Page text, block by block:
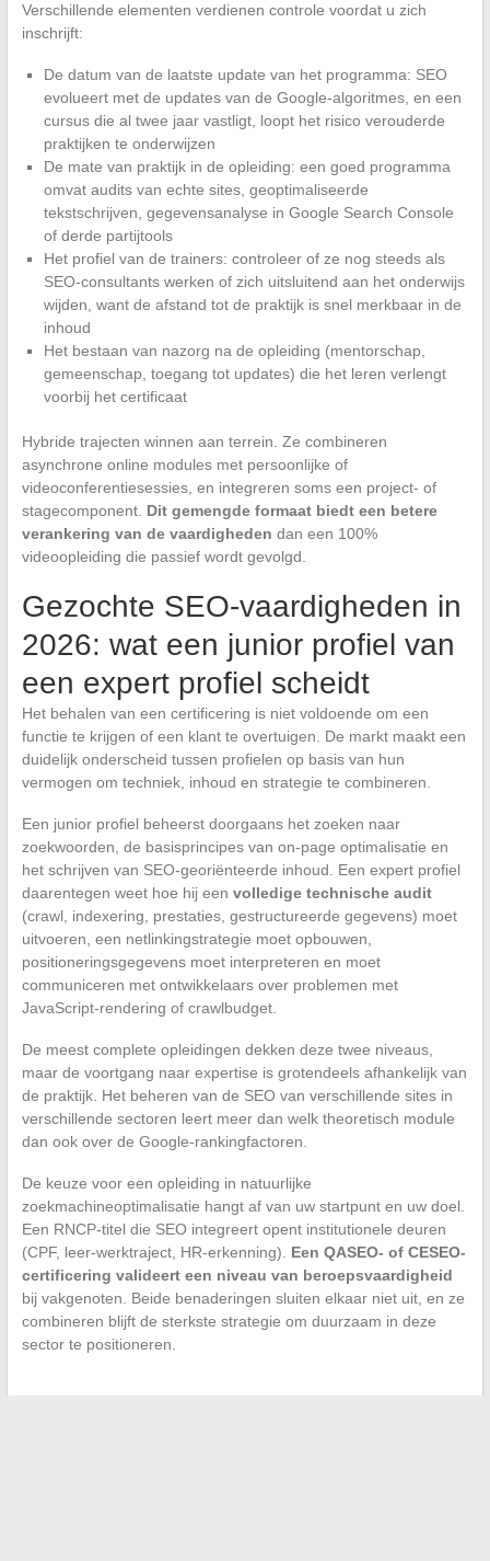
Verschillende elementen verdienen controle voordat u zich
inschrijft:
De datum van de laatste update van het programma: SEO
evolueert met de updates van de Google-algoritmes, en een
cursus die al twee jaar vastligt, loopt het risico verouderde
praktijken te onderwijzen
De mate van praktijk in de opleiding: een goed programma
omvat audits van echte sites, geoptimaliseerde
tekstschrijven, gegevensanalyse in Google Search Console
of derde partijtools
Het profiel van de trainers: controleer of ze nog steeds als
SEO-consultants werken of zich uitsluitend aan het onderwijs
wijden, want de afstand tot de praktijk is snel merkbaar in de
inhoud
Het bestaan van nazorg na de opleiding (mentorschap,
gemeenschap, toegang tot updates) die het leren verlengt
voorbij het certificaat
Hybride trajecten winnen aan terrein. Ze combineren
asynchrone online modules met persoonlijke of
videoconferentiesessies, en integreren soms een project- of
stagecomponent. Dit gemengde formaat biedt een betere
verankering van de vaardigheden dan een 100%
videoopleiding die passief wordt gevolgd.
Gezochte SEO-vaardigheden in
2026: wat een junior profiel van
een expert profiel scheidt
Het behalen van een certificering is niet voldoende om een
functie te krijgen of een klant te overtuigen. De markt maakt een
duidelijk onderscheid tussen profielen op basis van hun
vermogen om techniek, inhoud en strategie te combineren.
Een junior profiel beheerst doorgaans het zoeken naar
zoekwoorden, de basisprincipes van on-page optimalisatie en
het schrijven van SEO-georiënteerde inhoud. Een expert profiel
daarentegen weet hoe hij een volledige technische audit
(crawl, indexering, prestaties, gestructureerde gegevens) moet
uitvoeren, een netlinkingstrategie moet opbouwen,
positioneringsgegevens moet interpreteren en moet
communiceren met ontwikkelaars over problemen met
JavaScript-rendering of crawlbudget.
De meest complete opleidingen dekken deze twee niveaus,
maar de voortgang naar expertise is grotendeels afhankelijk van
de praktijk. Het beheren van de SEO van verschillende sites in
verschillende sectoren leert meer dan welk theoretisch module
dan ook over de Google-rankingfactoren.
De keuze voor een opleiding in natuurlijke
zoekmachineoptimalisatie hangt af van uw startpunt en uw doel.
Een RNCP-titel die SEO integreert opent institutionele deuren
(CPF, leer-werktraject, HR-erkenning). Een QASEO- of CESEO-
certificering valideert een niveau van beroepsvaardigheid
bij vakgenoten. Beide benaderingen sluiten elkaar niet uit, en ze
combineren blijft de sterkste strategie om duurzaam in deze
sector te positioneren.